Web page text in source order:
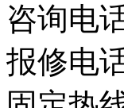
咨询电
报修电